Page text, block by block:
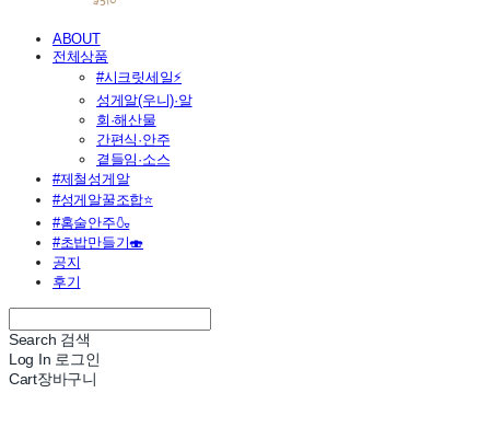
ABOUT
전체상품
#시크릿세일⚡
성게알(우니)·알
회·해산물
간편식·안주
곁들임·소스
#제철성게알
#성게알꿀조합⭐
#홈술안주🍶
#초밥만들기🍣
공지
후기
Search 검색
Log In 로그인
Cart장바구니